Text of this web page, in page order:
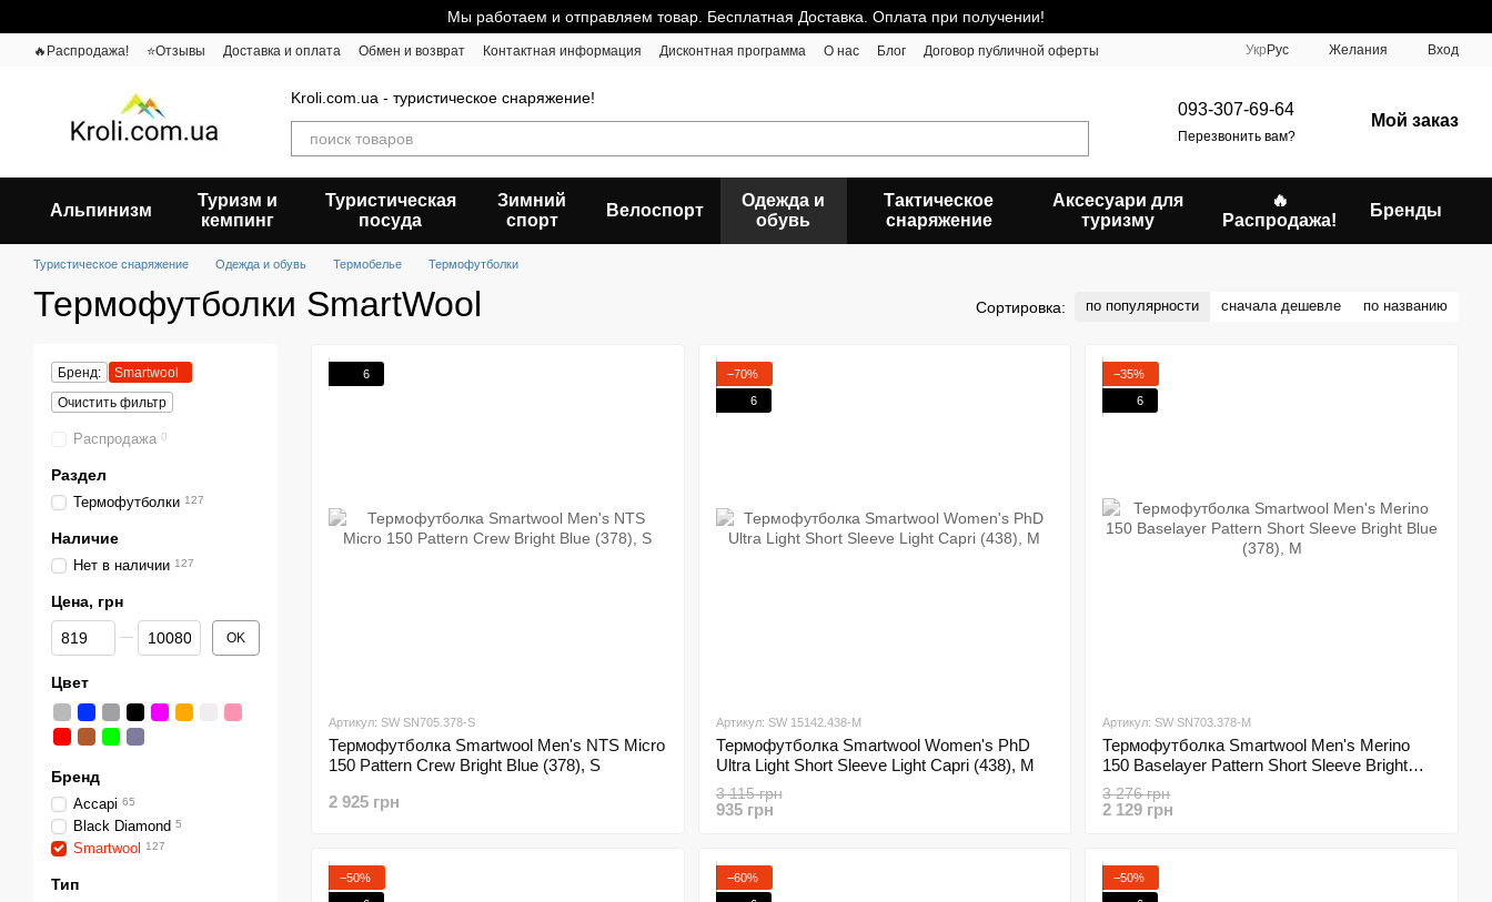
Мы работаем и отправляем товар. Бесплатная Доставка. Оплата при получении!
🔥Распродажа! ⭐Отзывы Доставка и оплата Обмен и возврат Контактная информация Дисконтная программа О нас Блог Договор публичной оферты Укр Рус Желания Вход
Kroli.com.ua - туристическое снаряжение!
093-307-69-64
Перезвонить вам?
Мой заказ
Альпинизм
Туризм и
кемпинг
Туристическая
посуда
Зимний
спорт
Велоспорт
Одежда и
обувь
Тактическое
снаряжение
Аксесуари для
туризму
🔥
Распродажа!
Бренды
Туристическое снаряжение Одежда и обувь Термобелье Термофутболки
Термофутболки SmartWool Сортировка: по популярности сначала дешевле по названию
6
Артикул: SW SN705.378-S
Термофутболка Smartwool Men's NTS Micro
150 Pattern Crew Bright Blue (378), S
2 925 грн
−70%
6
Артикул: SW 15142.438-M
Термофутболка Smartwool Women's PhD
Ultra Light Short Sleeve Light Capri (438), M
3 115 грн
935 грн
−35%
6
Артикул: SW SN703.378-M
Термофутболка Smartwool Men's Merino
150 Baselayer Pattern Short Sleeve Bright
Blue (378), M
3 276 грн
2 129 грн
−50%
−60%
−50%
Бренд:
Smartwool
Очистить фильтр
Распродажа 0
Раздел
Термофутболки 127
Наличие
Нет в наличии 127
Цена, грн
От Цена, грн
До Цена, грн OK
Цвет
Бренд
Accapi 65
Black Diamond 5
Smartwool 127
Тип